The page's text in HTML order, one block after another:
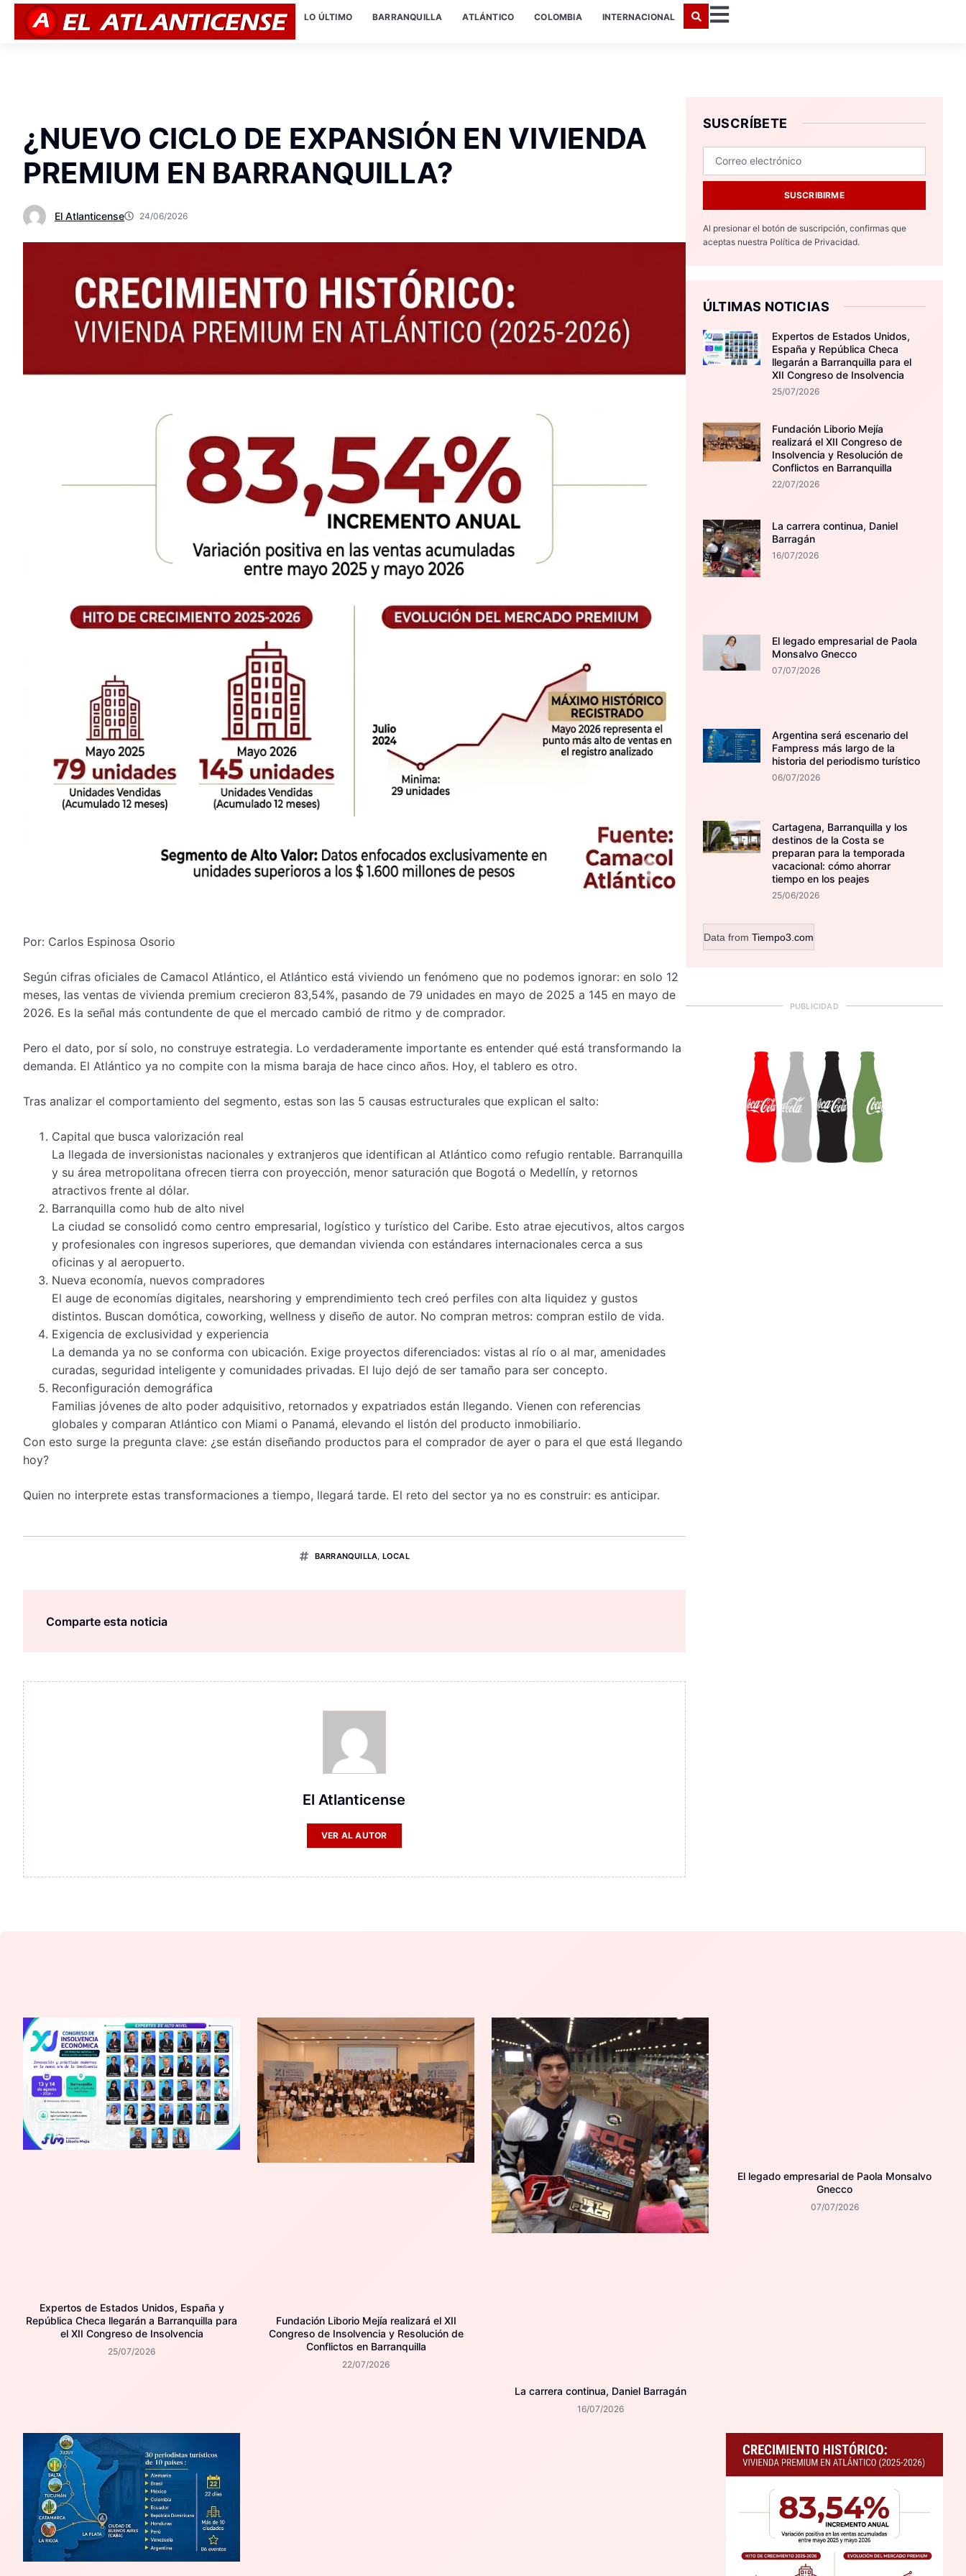
LO ÚLTIMO BARRANQUILLA ATLÁNTICO COLOMBIA INTERNACIONAL
¿NUEVO CICLO DE EXPANSIÓN EN VIVIENDA
PREMIUM EN BARRANQUILLA?
El Atlanticense 24/06/2026
Por: Carlos Espinosa Osorio
Según cifras oficiales de Camacol Atlántico, el Atlántico está viviendo un fenómeno que no podemos ignorar: en solo 12
meses, las ventas de vivienda premium crecieron 83,54%, pasando de 79 unidades en mayo de 2025 a 145 en mayo de
2026. Es la señal más contundente de que el mercado cambió de ritmo y de comprador.
Pero el dato, por sí solo, no construye estrategia. Lo verdaderamente importante es entender qué está transformando la
demanda. El Atlántico ya no compite con la misma baraja de hace cinco años. Hoy, el tablero es otro.
Tras analizar el comportamiento del segmento, estas son las 5 causas estructurales que explican el salto:
Capital que busca valorización real
La llegada de inversionistas nacionales y extranjeros que identifican al Atlántico como refugio rentable. Barranquilla
y su área metropolitana ofrecen tierra con proyección, menor saturación que Bogotá o Medellín, y retornos
atractivos frente al dólar.
Barranquilla como hub de alto nivel
La ciudad se consolidó como centro empresarial, logístico y turístico del Caribe. Esto atrae ejecutivos, altos cargos
y profesionales con ingresos superiores, que demandan vivienda con estándares internacionales cerca a sus
oficinas y al aeropuerto.
Nueva economía, nuevos compradores
El auge de economías digitales, nearshoring y emprendimiento tech creó perfiles con alta liquidez y gustos
distintos. Buscan domótica, coworking, wellness y diseño de autor. No compran metros: compran estilo de vida.
Exigencia de exclusividad y experiencia
La demanda ya no se conforma con ubicación. Exige proyectos diferenciados: vistas al río o al mar, amenidades
curadas, seguridad inteligente y comunidades privadas. El lujo dejó de ser tamaño para ser concepto.
Reconfiguración demográfica
Familias jóvenes de alto poder adquisitivo, retornados y expatriados están llegando. Vienen con referencias
globales y comparan Atlántico con Miami o Panamá, elevando el listón del producto inmobiliario.
Con esto surge la pregunta clave: ¿se están diseñando productos para el comprador de ayer o para el que está llegando
hoy?
Quien no interprete estas transformaciones a tiempo, llegará tarde. El reto del sector ya no es construir: es anticipar.
BARRANQUILLA, LOCAL
Comparte esta noticia
El Atlanticense
VER AL AUTOR
SUSCRÍBETE
SUSCRIBIRME
Al presionar el botón de suscripción, confirmas que
aceptas nuestra Política de Privacidad.
ÚLTIMAS NOTICIAS
Expertos de Estados Unidos,
España y República Checa
llegarán a Barranquilla para el
XII Congreso de Insolvencia
25/07/2026
Fundación Liborio Mejía
realizará el XII Congreso de
Insolvencia y Resolución de
Conflictos en Barranquilla
22/07/2026
La carrera continua, Daniel
Barragán
16/07/2026
El legado empresarial de Paola
Monsalvo Gnecco
07/07/2026
Argentina será escenario del
Fampress más largo de la
historia del periodismo turístico
06/07/2026
Cartagena, Barranquilla y los
destinos de la Costa se
preparan para la temporada
vacacional: cómo ahorrar
tiempo en los peajes
25/06/2026
Data from Tiempo3.com
PUBLICIDAD
Expertos de Estados Unidos, España y
República Checa llegarán a Barranquilla para
el XII Congreso de Insolvencia
25/07/2026
Fundación Liborio Mejía realizará el XII
Congreso de Insolvencia y Resolución de
Conflictos en Barranquilla
22/07/2026
La carrera continua, Daniel Barragán
16/07/2026
El legado empresarial de Paola Monsalvo
Gnecco
07/07/2026